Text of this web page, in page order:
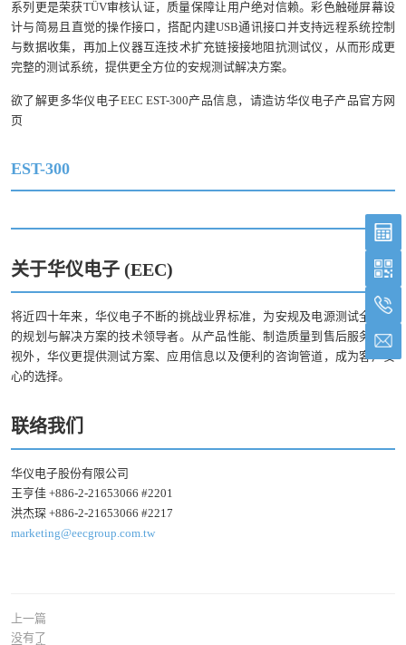
系列更是荣获TÜV审核认证，质量保障让用户绝对信赖。彩色触碰屏幕设
计与简易且直觉的操作接口，搭配内建USB通讯接口并支持远程系统控制
与数据收集，再加上仪器互连技术扩充链接接地阻抗测试仪，从而形成更
完整的测试系统，提供更全方位的安规测试解决方案。
欲了解更多华仪电子EEC EST-300产品信息，请造访华仪电子产品官方网
页
EST-300
关于华仪电子 (EEC)
将近四十年来，华仪电子不断的挑战业界标准，为安规及电源测试全方位
的规划与解决方案的技术领导者。从产品性能、制造质量到售后服务的重
视外，华仪更提供测试方案、应用信息以及便利的咨询管道，成为客户安
心的选择。
联络我们
华仪电子股份有限公司
王亨佳 +886-2-21653066 #2201
洪杰琛 +886-2-21653066 #2217
marketing@eecgroup.com.tw
上一篇
没有了